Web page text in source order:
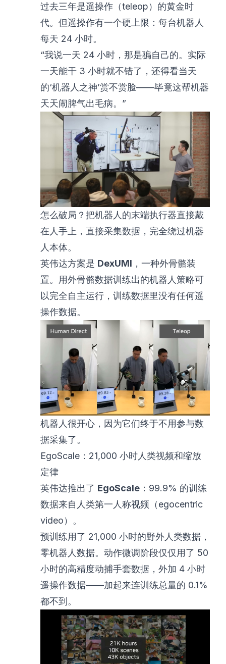
过去三年是遥操作（teleop）的黄金时
代。但遥操作有一个硬上限：每台机器人
每天 24 小时。
“我说一天 24 小时，那是骗自己的。实际
一天能干 3 小时就不错了，还得看当天
的‘机器人之神’赏不赏脸——毕竟这帮机器
天天闹脾气出毛病。”
怎么破局？把机器人的末端执行器直接戴
在人手上，直接采集数据，完全绕过机器
人本体。
英伟达方案是 DexUMI ，一种外骨骼装
置。用外骨骼数据训练出的机器人策略可
以完全自主运行，训练数据里没有任何遥
操作数据。
机器人很开心，因为它们终于不用参与数
据采集了。
EgoScale：21,000 小时人类视频和缩放
定律
英伟达推出了 EgoScale ：99.9% 的训练
数据来自人类第一人称视频（egocentric
video）。
预训练用了 21,000 小时的野外人类数据，
零机器人数据。动作微调阶段仅仅用了 50
小时的高精度动捕手套数据，外加 4 小时
遥操作数据——加起来连训练总量的 0.1%
都不到。